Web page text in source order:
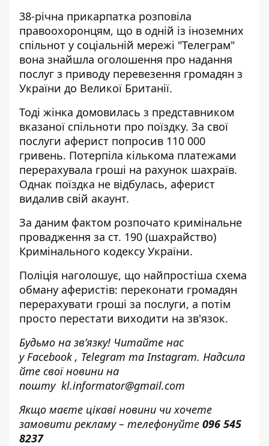
38-річна прикарпатка розповіла
правоохоронцям, що в одній із іноземних
спільнот у соціальній мережі "Телеграм"
вона знайшла оголошення про надання
послуг з приводу перевезення громадян з
України до Великої Британії.
Тоді жінка домовилась з представником
вказаної спільноти про поїздку. За свої
послуги аферист попросив 110 000
гривень. Потерпіла кількома платежами
перерахувала гроші на рахунок шахраїв.
Однак поїздка не відбулась, аферист
видалив свій акаунт.
За даним фактом розпочато кримінальне
провадження за ст. 190 (шахрайство)
Кримінального кодексу України.
Поліція наголошує, що найпростіша схема
обману аферистів: переконати громадян
перерахувати гроші за послуги, а потім
просто перестати виходити на зв'язок.
Будьмо на зв’язку! Читайте нас
уFacebook, Telegram таInstagram. Надсила
йте свої новини на
пошту kl.informator@gmail.com
Якщо маєте цікаві новини чи хочете
замовити рекламу – телефонуйте 096 545
8237